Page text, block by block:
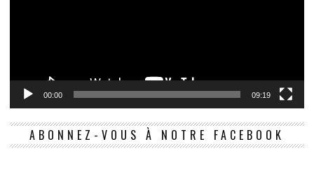
00:00 09:19
ABONNEZ-VOUS À NOTRE FACEBOOK